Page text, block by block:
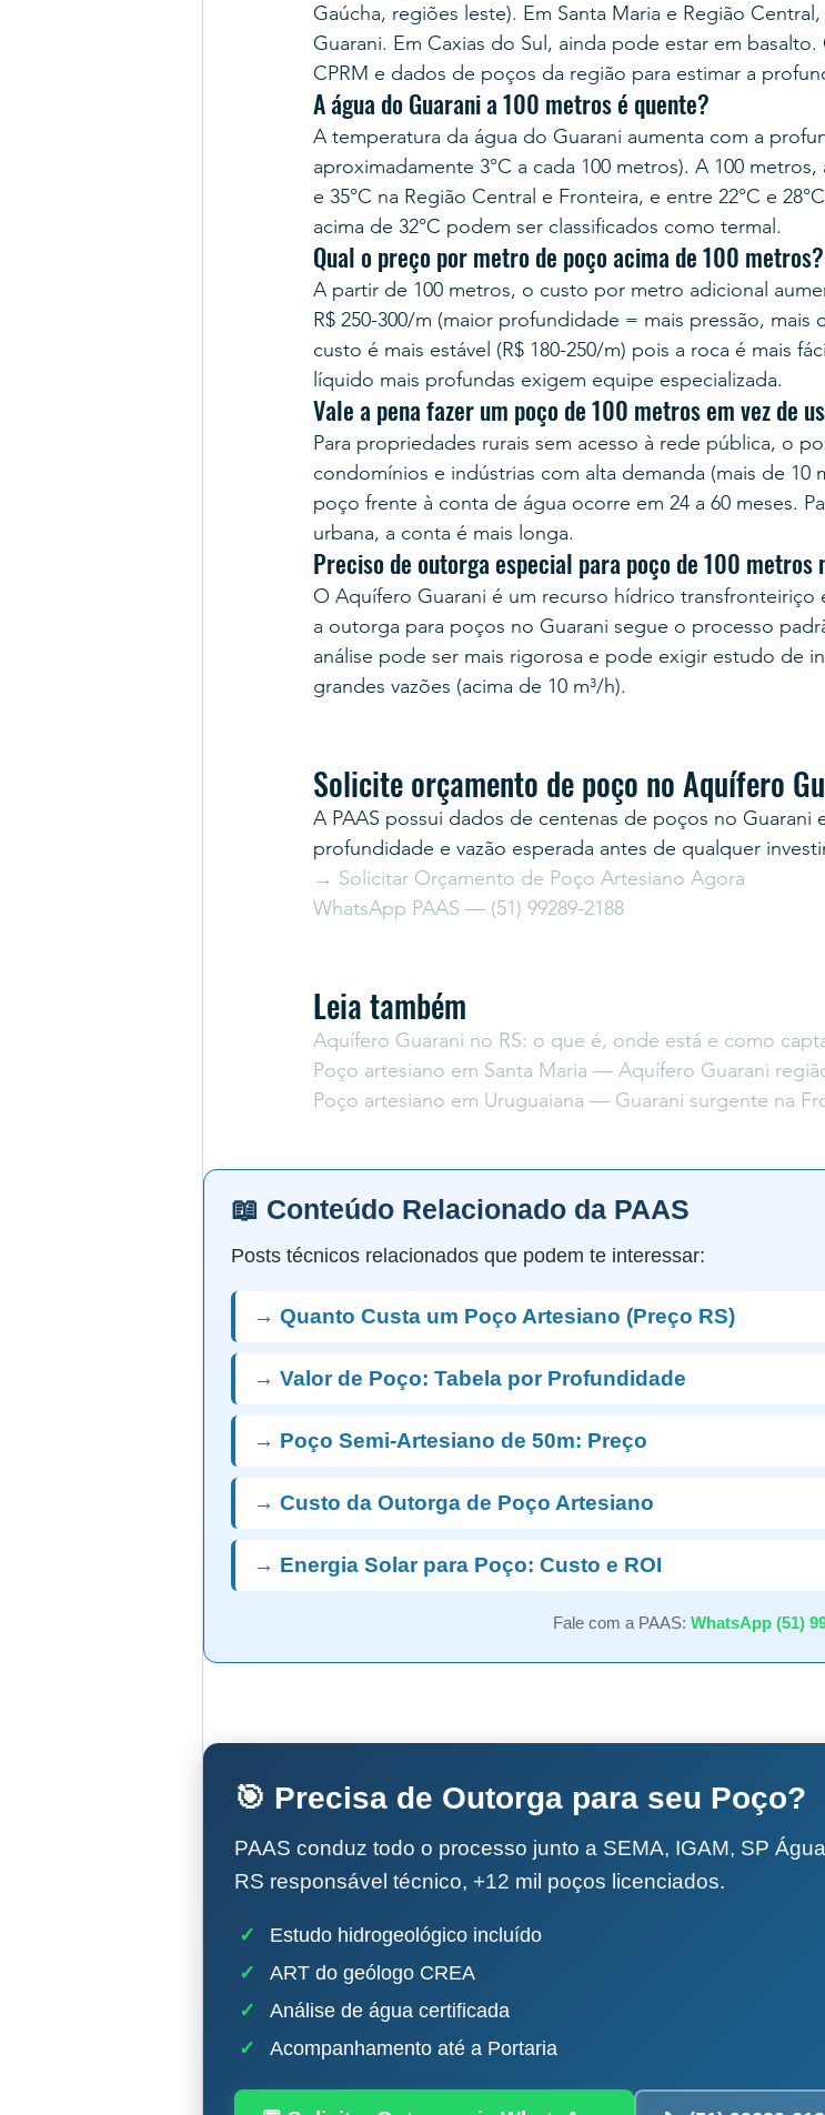
Gaúcha, regiões leste). Em Santa Maria e Região
Guarani. Em Caxias do Sul, ainda pode estar em
CPRM e dados de poços da região para estimar a
A água do Guarani a 100 metros é quente?
A temperatura da água do Guarani aumenta com a
aproximadamente 3°C a cada 100 metros). A 100
e 35°C na Região Central e Fronteira, e entre 22°C e
acima de 32°C podem ser classificados como termal.
Qual o preço por metro de poço acima de 100 metros?
A partir de 100 metros, o custo por metro adicional
R$ 250-300/m (maior profundidade = mais pressão, mais
custo é mais estável (R$ 180-250/m) pois a roca é mais
líquido mais profundas exigem equipe especializada.
Vale a pena fazer um poço de 100 metros em vez de
Para propriedades rurais sem acesso à rede pública, o
condomínios e indústrias com alta demanda (mais de 10
poço frente à conta de água ocorre em 24 a 60 meses.
urbana, a conta é mais longa.
Preciso de outorga especial para poço de 100 metros
O Aquífero Guarani é um recurso hídrico transfronteiriço
a outorga para poços no Guarani segue o processo
análise pode ser mais rigorosa e pode exigir estudo de
grandes vazões (acima de 10 m³/h).
Solicite orçamento de poço no Aquífero
A PAAS possui dados de centenas de poços no Guarani
profundidade e vazão esperada antes de qualquer
→ Solicitar Orçamento de Poço Artesiano Agora
WhatsApp PAAS — (51) 99289-2188
Leia também
Aquífero Guarani no RS: o que é, onde está e como
Poço artesiano em Santa Maria — Aquífero Guarani
Poço artesiano em Uruguaiana — Guarani surgente na
📖 Conteúdo Relacionado da PAAS
Posts técnicos relacionados que podem te interessar:
→ Quanto Custa um Poço Artesiano (Preço RS)
→ Valor de Poço: Tabela por Profundidade
→ Poço Semi-Artesiano de 50m: Preço
→ Custo da Outorga de Poço Artesiano
→ Energia Solar para Poço: Custo e ROI
Fale com a PAAS: WhatsApp (51)
🎯 Precisa de Outorga para seu Poço?
PAAS conduz todo o processo junto a SEMA, IGAM, SP
RS responsável técnico, +12 mil poços licenciados.
✓
Estudo hidrogeológico incluído
✓
ART do geólogo CREA
✓
Análise de água certificada
✓
Acompanhamento até a Portaria